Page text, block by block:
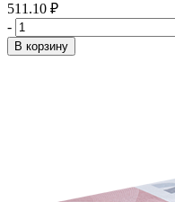
511.10 ₽
-
В корзину